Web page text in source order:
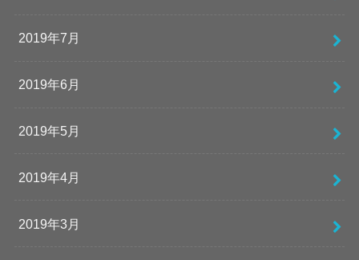
2019年7月
2019年6月
2019年5月
2019年4月
2019年3月